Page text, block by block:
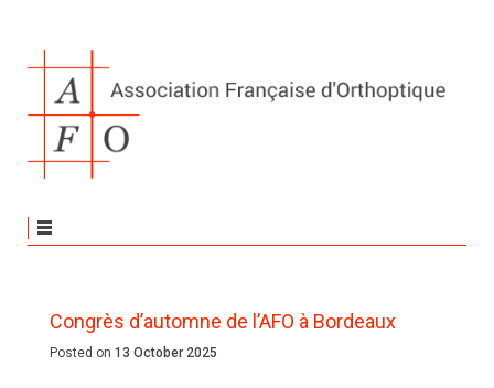
Congrès d’automne de l’AFO à Bordeaux
Posted on 13 October 2025